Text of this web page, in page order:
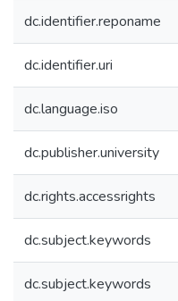
dc.identifier.reponame
dc.identifier.uri
dc.language.iso
dc.publisher.university
dc.rights.accessrights
dc.subject.keywords
dc.subject.keywords